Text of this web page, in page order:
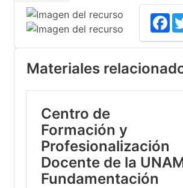
Materiales
Centro de
Formación y
Profesionalización
Docente de la
Fundamentación